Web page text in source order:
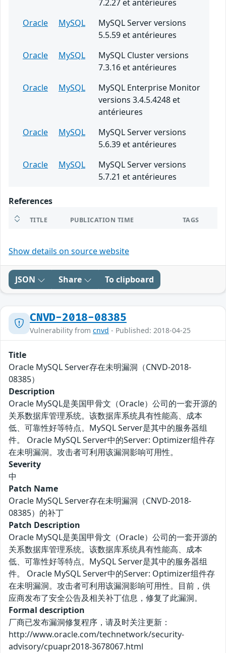
7.2.27 et antérieures
Oracle
MySQL
MySQL Server versions
5.5.59 et antérieures
Oracle
MySQL
MySQL Cluster versions
7.3.16 et antérieures
Oracle
MySQL
MySQL Enterprise Monitor
versions 3.4.5.4248 et
antérieures
Oracle
MySQL
MySQL Server versions
5.6.39 et antérieures
Oracle
MySQL
MySQL Server versions
5.7.21 et antérieures
References
TITLE PUBLICATION TIME TAGS
Show details on source website
JSON Share To clipboard
CNVD-2018-08385
Vulnerability from cnvd - Published: 2018-04-25
Title
Oracle MySQL Server存在未明漏洞（CNVD-2018-
08385）
Description
Oracle MySQL是美国甲骨文（Oracle）公司的一套开源的
关系数据库管理系统。该数据库系统具有性能高、成本
低、可靠性好等特点。MySQL Server是其中的服务器组
件。 Oracle MySQL Server中的Server: Optimizer组件存
在未明漏洞。攻击者可利用该漏洞影响可用性。
Severity
中
Patch Name
Oracle MySQL Server存在未明漏洞（CNVD-2018-
08385）的补丁
Patch Description
Oracle MySQL是美国甲骨文（Oracle）公司的一套开源的
关系数据库管理系统。该数据库系统具有性能高、成本
低、可靠性好等特点。MySQL Server是其中的服务器组
件。 Oracle MySQL Server中的Server: Optimizer组件存
在未明漏洞。攻击者可利用该漏洞影响可用性。目前，供
应商发布了安全公告及相关补丁信息，修复了此漏洞。
Formal description
厂商已发布漏洞修复程序，请及时关注更新：
http://www.oracle.com/technetwork/security-
advisory/cpuapr2018-3678067.html